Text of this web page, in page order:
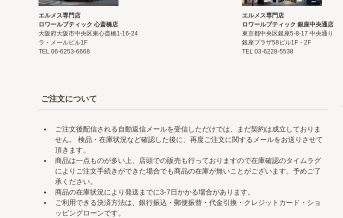
エルメス専門店
ロワールブティック 心斎橋店
大阪府大阪市中央区東心斎橋1-16-24
ラ・メールビル1F
TEL 06-6253-6668
エルメス専門店
ロワールブティック 銀座中央通店
東京都中央区銀座5-8-17 中央通り
銀座プラザ58ビル1F・2F
TEL 03-6228-5538
ご注文について
ご注文後配信される自動返信メールを受信しただけでは、まだ契約は成立しておりま
せん。 検品・在庫状況など確認した後に、再度ご注文に関するメールをお送りさせて
頂きます。
商品は一点ものが多い上、店頭での販売も行っておりますので在庫確認のタイムラグ
によりご注文手続きができた場合でも商品の在庫が無いことがございます。予めご了
承ください。
商品の在庫状況により発送までに3-7日かかる場合があります。
ご利用できる決済方法は、銀行振込・郵便振替・代金引換・クレジットカード・ショ
ッピングローンです。